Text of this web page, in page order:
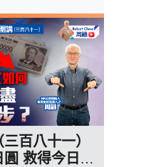
百八十一）
救得今日明